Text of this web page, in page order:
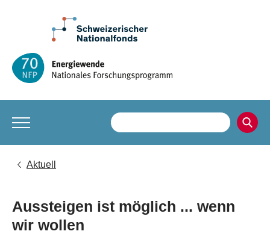
Aktuell
Aussteigen ist möglich ... wenn
wir wollen